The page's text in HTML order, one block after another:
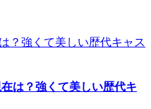
は？強くて美しい歴代キ